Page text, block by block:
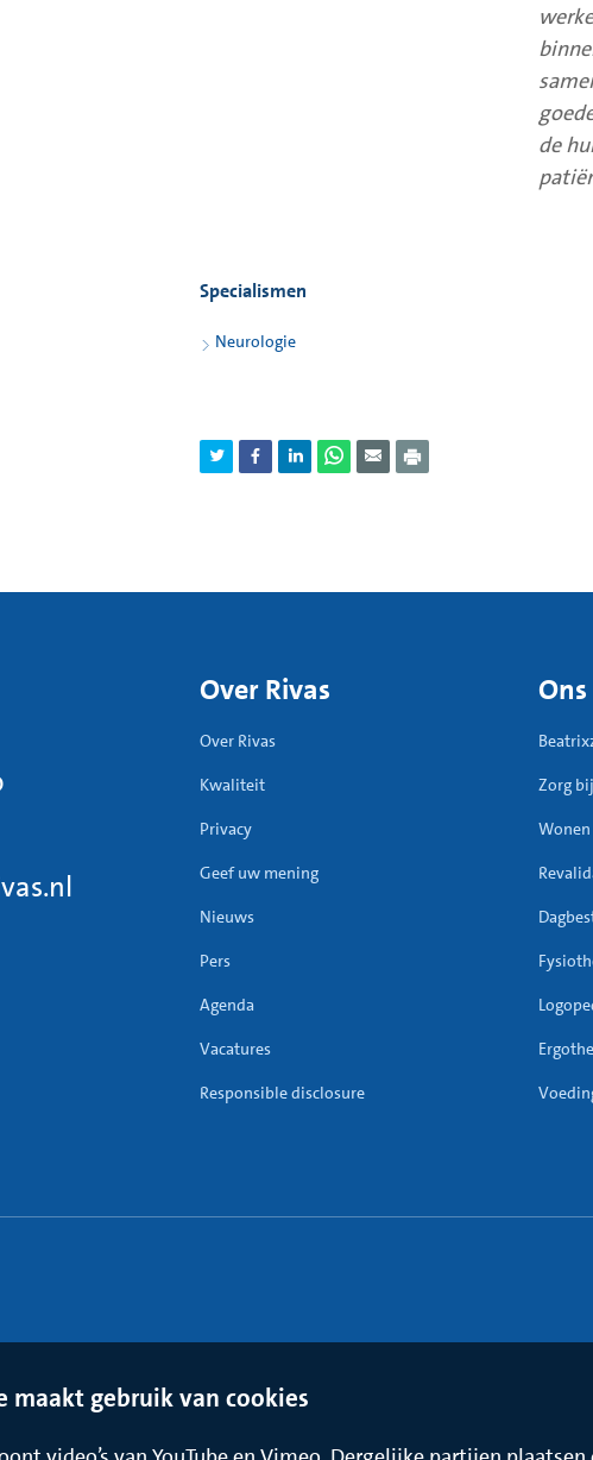
de
Specialismen
Neurologie
Over Rivas
Over Rivas
Kwaliteit
Privacy
Geef uw mening
Nieuws
Pers
Agenda
Vacatures
Responsible disclosure
Zorg
maakt gebruik van cookies